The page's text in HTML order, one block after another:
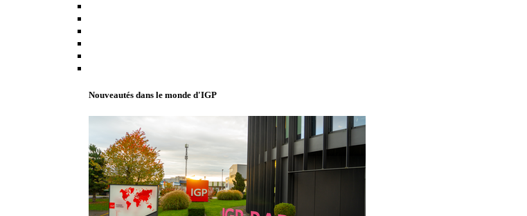
Nouveautés dans le monde d'IGP